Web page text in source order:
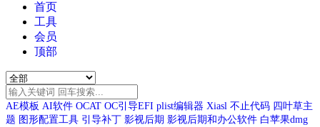
首页
工具
会员
顶部
AE模板 AI软件 OCAT OC引导EFI plist编辑器 Xiasl 不止代码 四叶草主
题 图形配置工具 引导补丁 影视后期 影视后期和办公软件 白苹果dmg